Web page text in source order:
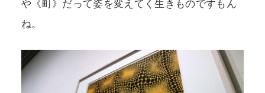
や《町》だって姿を変えてく生きものですもん
ね。